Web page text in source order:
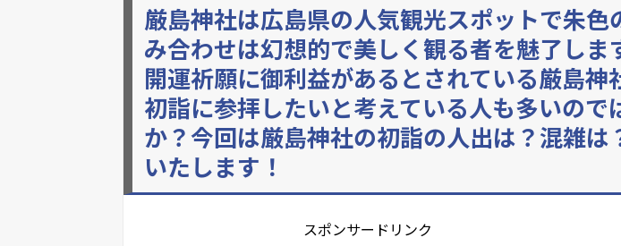
厳島神社は広島県の人気観光スポットで朱色
み合わせは幻想的で美しく観る者を魅了しま
開運祈願に御利益があるとされている厳島神
初詣に参拝したいと考えている人も多いので
か？今回は厳島神社の初詣の人出は？混雑は
いたします！
スポンサードリンク